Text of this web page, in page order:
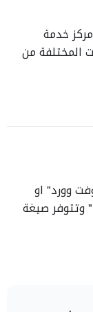
خدمة
المختلفة من
وورد" او
وتتوفر صيغة